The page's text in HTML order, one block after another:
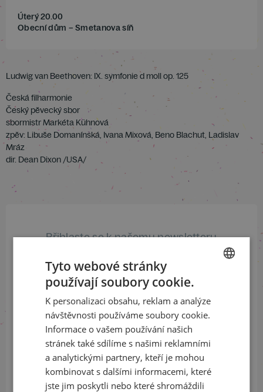
Úterý 20.00
Obecní dům – Smetanova síň
Ludwig van Beethoven: IX. symfonie d moll op. 125
Česká filharmonie
Český pěvecký sbor
sbormistr Markéta Kühnová
zpěv: Libuše Domanínská, Ivana Mixová, Beno Blachut, Ladislav
Mráz
dir. Dean Dixon /USA/
Přihlaste se k našemu newsletteru
ODEBÍRAT NEWSLETTER
Sledujte nás na sociálních sítích
LinkedIn
flickr
ENGLISH
Tyto webové stránky
používají soubory cookie.
K personalizaci obsahu, reklam a analýze
návštěvnosti používáme soubory cookie.
Informace o vašem používání našich
stránek také sdílíme s našimi reklamními
a analytickými partnery, kteří je mohou
kombinovat s dalšími informacemi, které
jste jim poskytli nebo které shromáždili